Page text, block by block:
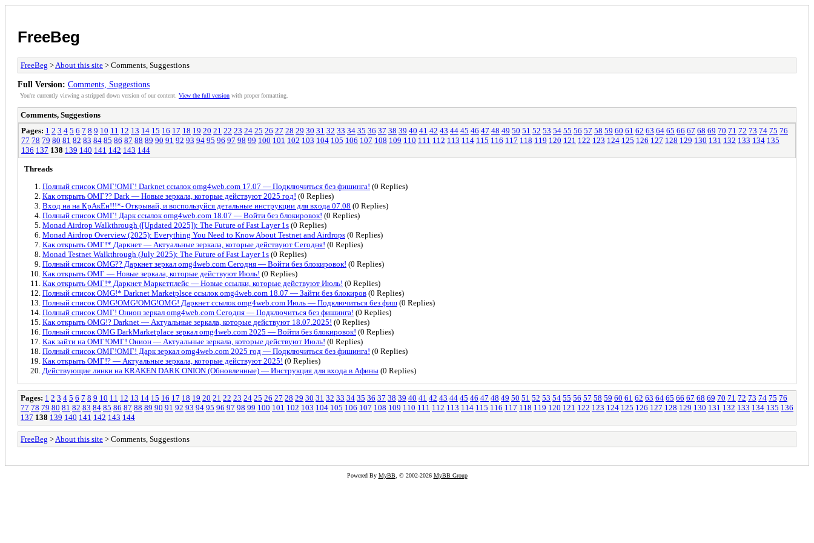
FreeBeg
FreeBeg > About this site > Comments, Suggestions
Full Version: Comments, Suggestions
You're currently viewing a stripped down version of our content. View the full version with proper formatting.
Comments, Suggestions
Pages: 1 2 3 4 5 6 7 8 9 10 11 12 13 14 15 16 17 18 19 20 21 22 23 24 25 26 27 28 29 30 31 32 33 34 35 36 37 38 39 40 41 42 43 44 45 46 47 48 49 50 51 52 53 54 55 56 57 58 59 60 61 62 63 64 65 66 67 68 69 70 71 72 73 74 75 76
77 78 79 80 81 82 83 84 85 86 87 88 89 90 91 92 93 94 95 96 97 98 99 100 101 102 103 104 105 106 107 108 109 110 111 112 113 114 115 116 117 118 119 120 121 122 123 124 125 126 127 128 129 130 131 132 133 134 135
136 137 138 139 140 141 142 143 144
Threads
Полный список ОМГ!ОМГ! Darknet ссылок omg4web.com 17.07 — Подключиться без фишинга! (0 Replies)
Как открыть ОМГ?? Dark — Новые зеркала, которые действуют 2025 год! (0 Replies)
Вход на на КрАкЕн!!!*- Открывай, и воспользуйся детальные инструкции для входа 07.08 (0 Replies)
Полный список ОМГ! Дарк ссылок omg4web.com 18.07 — Войти без блокировок! (0 Replies)
Monad Airdrop Walkthrough ([Updated 2025]): The Future of Fast Layer 1s (0 Replies)
Monad Airdrop Overview (2025): Everything You Need to Know About Testnet and Airdrops (0 Replies)
Как открыть ОМГ!* Даркнет — Актуальные зеркала, которые действуют Сегодня! (0 Replies)
Monad Testnet Walkthrough (July 2025): The Future of Fast Layer 1s (0 Replies)
Полный список OMG?? Даркнет зеркал omg4web.com Сегодня — Войти без блокировок! (0 Replies)
Как открыть ОМГ — Новые зеркала, которые действуют Июль! (0 Replies)
Как открыть ОМГ!* Даркнет Маркетплейс — Новые ссылки, которые действуют Июль! (0 Replies)
Полный список OMG!* Darknet Marketplsce ссылок omg4web.com 18.07 — Зайти без блокиров (0 Replies)
Полный список OMG!OMG!OMG!OMG! Даркнет ссылок omg4web.com Июль — Подключиться без фиш (0 Replies)
Полный список ОМГ! Онион зеркал omg4web.com Сегодня — Подключиться без фишинга! (0 Replies)
Как открыть OMG!? Darknet — Актуальные зеркала, которые действуют 18.07.2025! (0 Replies)
Полный список OMG DarkMarketplace зеркал omg4web.com 2025 — Войти без блокировок! (0 Replies)
Как зайти на ОМГ!ОМГ! Онион — Актуальные зеркала, которые действуют Июль! (0 Replies)
Полный список ОМГ!ОМГ! Дарк зеркал omg4web.com 2025 год — Подключиться без фишинга! (0 Replies)
Как открыть ОМГ!? — Актуальные зеркала, которые действуют 2025! (0 Replies)
Действующие линки на KRAKEN DARK ONION (Обновленные) — Инструкция для входа в Афины (0 Replies)
Pages: 1 2 3 4 5 6 7 8 9 10 11 12 13 14 15 16 17 18 19 20 21 22 23 24 25 26 27 28 29 30 31 32 33 34 35 36 37 38 39 40 41 42 43 44 45 46 47 48 49 50 51 52 53 54 55 56 57 58 59 60 61 62 63 64 65 66 67 68 69 70 71 72 73 74 75 76
77 78 79 80 81 82 83 84 85 86 87 88 89 90 91 92 93 94 95 96 97 98 99 100 101 102 103 104 105 106 107 108 109 110 111 112 113 114 115 116 117 118 119 120 121 122 123 124 125 126 127 128 129 130 131 132 133 134 135 136
137 138 139 140 141 142 143 144
FreeBeg > About this site > Comments, Suggestions
Powered By MyBB, © 2002-2026 MyBB Group